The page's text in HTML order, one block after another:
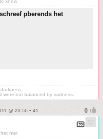
know
schreef pberends het
were not balanced by sadness.
@ 23:56 • 41
niet